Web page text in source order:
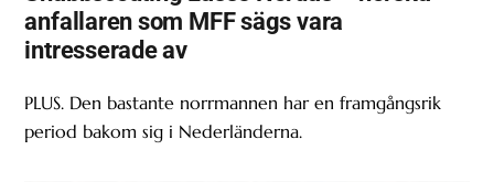
anfallaren som MFF sägs vara
intresserade av
PLUS. Den bastante norrmannen har en framgångsrik
period bakom sig i Nederländerna.